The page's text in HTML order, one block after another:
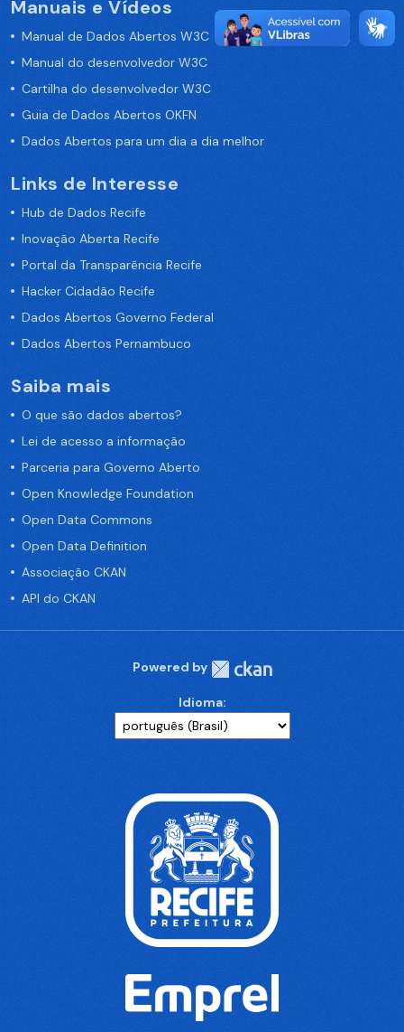
Manuais e Vídeos
Manual de Dados Abertos W3C
Manual do desenvolvedor W3C
Cartilha do desenvolvedor W3C
Guia de Dados Abertos OKFN
Dados Abertos para um dia a dia melhor
Links de Interesse
Hub de Dados Recife
Inovação Aberta Recife
Portal da Transparência Recife
Hacker Cidadão Recife
Dados Abertos Governo Federal
Dados Abertos Pernambuco
Saiba mais
O que são dados abertos?
Lei de acesso a informação
Parceria para Governo Aberto
Open Knowledge Foundation
Open Data Commons
Open Data Definition
Associação CKAN
API do CKAN
Powered by
Idioma